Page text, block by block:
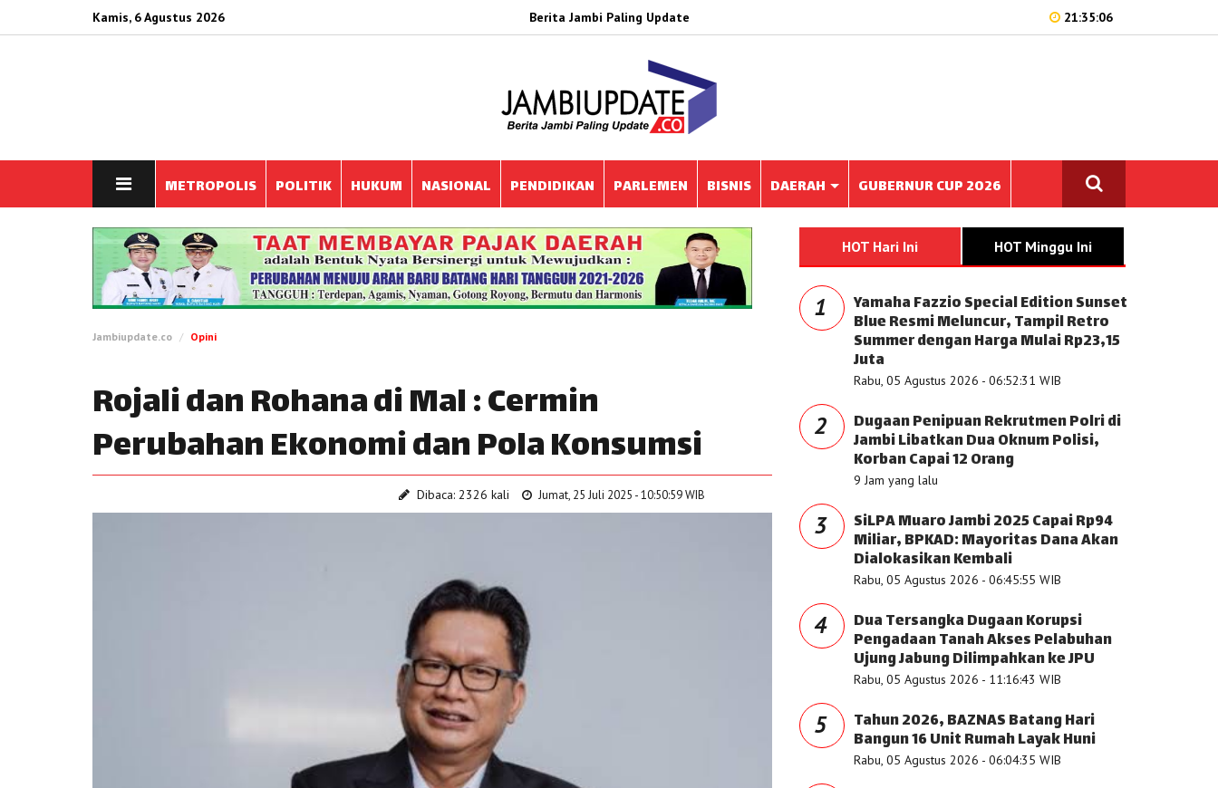
Kamis, 6 Agustus 2026 Berita Jambi Paling Update 21:35:06
METROPOLIS POLITIK HUKUM NASIONAL PENDIDIKAN PARLEMEN BISNIS DAERAH GUBERNUR CUP 2026
Jambiupdate.co Opini
Rojali dan Rohana di Mal : Cermin
Perubahan Ekonomi dan Pola Konsumsi
Dibaca: 2326 kali Jumat, 25 Juli 2025 - 10:50:59 WIB
HOT Hari Ini HOT Minggu Ini
1 Yamaha Fazzio Special Edition Sunset
Blue Resmi Meluncur, Tampil Retro
Summer dengan Harga Mulai Rp23,15
Juta
Rabu, 05 Agustus 2026 - 06:52:31 WIB
2 Dugaan Penipuan Rekrutmen Polri di
Jambi Libatkan Dua Oknum Polisi,
Korban Capai 12 Orang
9 Jam yang lalu
3 SiLPA Muaro Jambi 2025 Capai Rp94
Miliar, BPKAD: Mayoritas Dana Akan
Dialokasikan Kembali
Rabu, 05 Agustus 2026 - 06:45:55 WIB
4 Dua Tersangka Dugaan Korupsi
Pengadaan Tanah Akses Pelabuhan
Ujung Jabung Dilimpahkan ke JPU
Rabu, 05 Agustus 2026 - 11:16:43 WIB
5 Tahun 2026, BAZNAS Batang Hari
Bangun 16 Unit Rumah Layak Huni
Rabu, 05 Agustus 2026 - 06:04:35 WIB